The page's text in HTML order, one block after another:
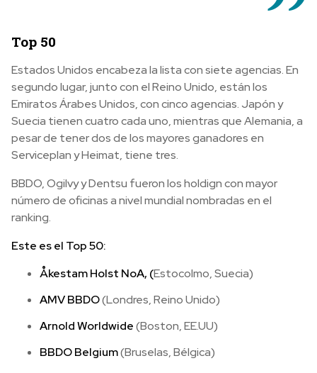
Top 50
Estados Unidos encabeza la lista con siete agencias. En
segundo lugar, junto con el Reino Unido, están los
Emiratos Árabes Unidos, con cinco agencias. Japón y
Suecia tienen cuatro cada uno, mientras que Alemania, a
pesar de tener dos de los mayores ganadores en
Serviceplan y Heimat, tiene tres.
BBDO, Ogilvy y Dentsu fueron los holdign con mayor
número de oficinas a nivel mundial nombradas en el
ranking.
Este es el Top 50:
Åkestam Holst NoA, (Estocolmo, Suecia)
AMV BBDO(Londres, Reino Unido)
Arnold Worldwide(Boston, EE.UU)
BBDO Belgium(Bruselas, Bélgica)